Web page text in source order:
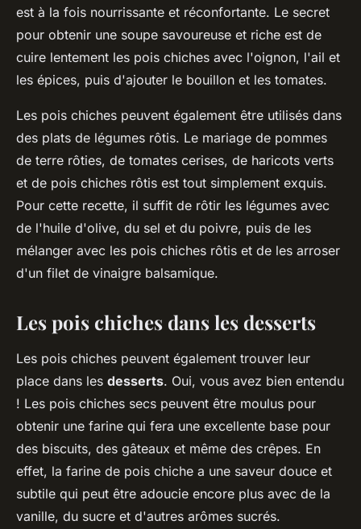
est à la fois nourrissante et réconfortante. Le secret
pour obtenir une soupe savoureuse et riche est de
cuire lentement les pois chiches avec l'oignon, l'ail et
les épices, puis d'ajouter le bouillon et les tomates.
Les pois chiches peuvent également être utilisés dans
des plats de légumes rôtis. Le mariage de pommes
de terre rôties, de tomates cerises, de haricots verts
et de pois chiches rôtis est tout simplement exquis.
Pour cette recette, il suffit de rôtir les légumes avec
de l'huile d'olive, du sel et du poivre, puis de les
mélanger avec les pois chiches rôtis et de les arroser
d'un filet de vinaigre balsamique.
Les pois chiches dans les desserts
Les pois chiches peuvent également trouver leur
place dans les desserts. Oui, vous avez bien entendu
! Les pois chiches secs peuvent être moulus pour
obtenir une farine qui fera une excellente base pour
des biscuits, des gâteaux et même des crêpes. En
effet, la farine de pois chiche a une saveur douce et
subtile qui peut être adoucie encore plus avec de la
vanille, du sucre et d'autres arômes sucrés.